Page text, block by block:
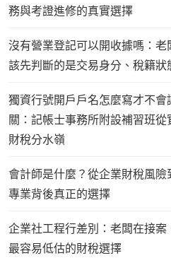
務與考證進修的真實選擇
沒有營業登記可以開收據嗎：
該先判斷的是交易身分、稅籍狀
獨資行號開戶戶名怎麼寫才不
關：記帳士事務所附設補習班
財稅分水嶺
會計師是什麼？從企業財稅風
專業背後真正的選擇
企業社工程行差別：老闆在接案
最容易低估的財稅選擇